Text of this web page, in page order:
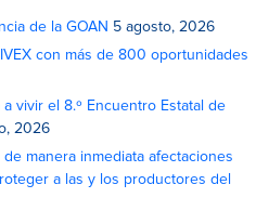
de la GOAN 5 agosto, 2026
con más de 800 oportunidades
vivir el 8.º Encuentro Estatal de
2026
manera inmediata afectaciones
a las y los productores del